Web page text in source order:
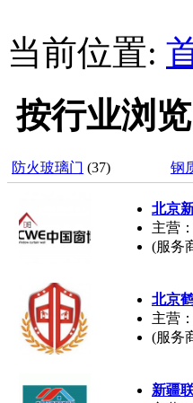
当前位置:
按行业浏览
防火玻璃门 (37) 钢
北京
主营
(服务
北京
主营
(服务
新疆